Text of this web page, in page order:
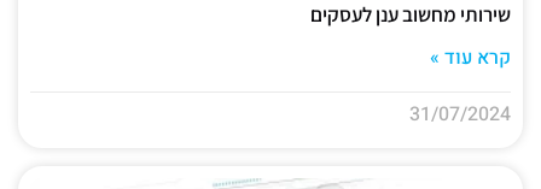
שירותי מחשוב ענן לעסקים
קרא עוד »
31/07/2024